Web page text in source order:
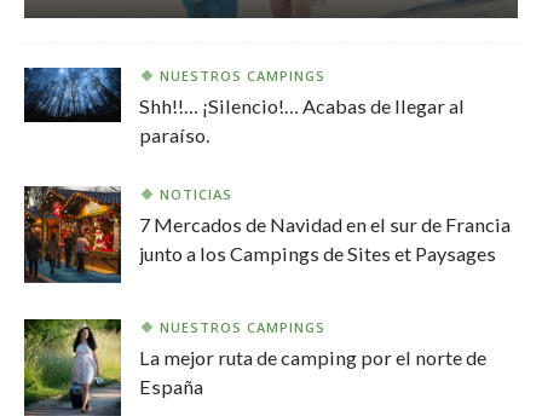
NUESTROS CAMPINGS
Shh!!… ¡Silencio!… Acabas de llegar al
paraíso.
NOTICIAS
7 Mercados de Navidad en el sur de Francia
junto a los Campings de Sites et Paysages
NUESTROS CAMPINGS
La mejor ruta de camping por el norte de
España